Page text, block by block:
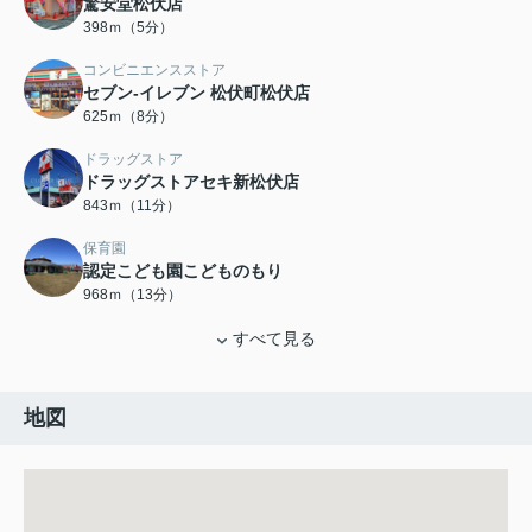
驚安堂松伏店
398ｍ（5分）
コンビニエンスストア
セブン‐イレブン 松伏町松伏店
625ｍ（8分）
ドラッグストア
ドラッグストアセキ新松伏店
843ｍ（11分）
保育園
認定こども園こどものもり
968ｍ（13分）
すべて見る
地図